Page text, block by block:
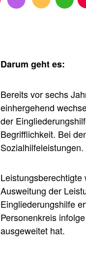
Darum geht es:
Bereits vor sechs
einhergehend
der
Begrifflichkeit. Bei
Sozialhilfeleistungen.
Ausweitung der
Eingliederungshilfe
Personenkreis
ausgeweitet hat.